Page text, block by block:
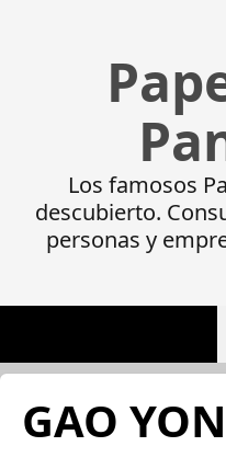
Los famosos
descubierto.
personas y
GAO